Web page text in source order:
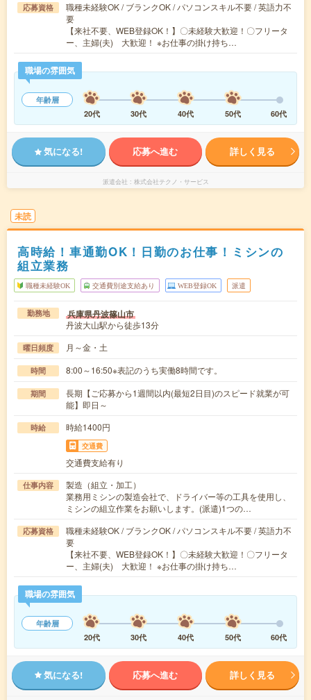
応募資格
職種未経験OK / ブランクOK / パソコンスキル不要 / 英語力不
要
【来社不要、WEB登録OK！】〇未経験大歓迎！〇フリータ
ー、主婦(夫) 大歓迎！ ※お仕事の掛け持ち…
職場の雰囲気
年齢層
20代
30代 40代 50代 60代
気になる! 応募へ進む 詳しく見る
派遣会社 株式会社テクノ・サービス
未読
高時給！車通勤OK！日勤のお仕事！ミシンの
組立業務
職種未経験OK 交通費別途支給あり WEB登録OK 派遣
勤務地 兵庫県丹波篠山市
丹波大山駅から徒歩13分
曜日頻度 月～金・土
時間 8:00～16:50※表記のうち実働8時間です。
期間
長期【ご応募から1週間以内(最短2日目)のスピード就業が可
能】即日～
時給 時給1400円
交通費
交通費支給有り
仕事内容
製造（組立・加工）
業務用ミシンの製造会社で、ドライバー等の工具を使用し、
ミシンの組立作業をお願いします。(派遣)1つの…
応募資格
職種未経験OK / ブランクOK / パソコンスキル不要 / 英語力不
要
【来社不要、WEB登録OK！】〇未経験大歓迎！〇フリータ
ー、主婦(夫) 大歓迎！ ※お仕事の掛け持ち…
職場の雰囲気
年齢層
20代
30代 40代 50代 60代
気になる! 応募へ進む 詳しく見る